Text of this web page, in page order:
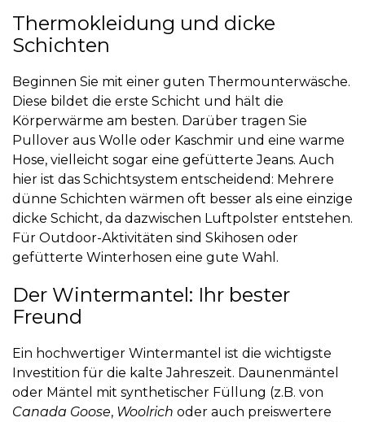
Thermokleidung und dicke
Schichten
Beginnen Sie mit einer guten Thermounterwäsche.
Diese bildet die erste Schicht und hält die
Körperwärme am besten. Darüber tragen Sie
Pullover aus Wolle oder Kaschmir und eine warme
Hose, vielleicht sogar eine gefütterte Jeans. Auch
hier ist das Schichtsystem entscheidend: Mehrere
dünne Schichten wärmen oft besser als eine einzige
dicke Schicht, da dazwischen Luftpolster entstehen.
Für Outdoor-Aktivitäten sind Skihosen oder
gefütterte Winterhosen eine gute Wahl.
Der Wintermantel: Ihr bester
Freund
Ein hochwertiger Wintermantel ist die wichtigste
Investition für die kalte Jahreszeit. Daunenmäntel
oder Mäntel mit synthetischer Füllung (z.B. von
Canada Goose, Woolrich oder auch preiswertere